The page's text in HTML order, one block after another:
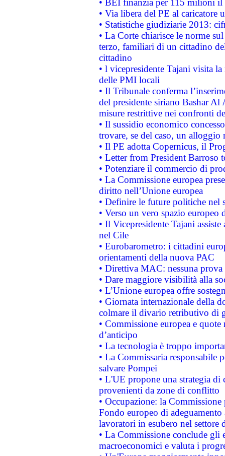
• BEI finanzia per 115 milioni
• Via libera del PE al caricatore
• Statistiche giudiziarie 2013:
• La Corte chiarisce le norme
terzo, familiari di un cittadino
cittadino
• l vicepresidente Tajani visita
delle PMI locali
• Il Tribunale conferma
del presidente siriano Bashar Al
misure restrittive nei confronti
• Il sussidio economico
trovare, se del caso, un
• Il PE adotta Copernicus, il
• Letter from President Barroso
• Potenziare il commercio di
• La Commissione europea
diritto nell’Unione europea
• Definire le future politiche nel
• Verso un vero spazio
• Il Vicepresidente Tajani
nel Cile
• Eurobarometro: i cittadini
orientamenti della nuova PAC
• Direttiva MAC: nessuna
• Dare maggiore visibilità alla
• L’Unione europea offre
• Giornata internazionale della
colmare il divario retributivo di
• Commissione europea e
d’anticipo
• La tecnologia è troppo
• La Commissaria responsabile
salvare Pompei
• L'UE propone una strategia
provenienti da zone di conflitto
• Occupazione: la
Fondo europeo di
lavoratori in esubero nel
• La Commissione conclude
macroeconomici e valuta i